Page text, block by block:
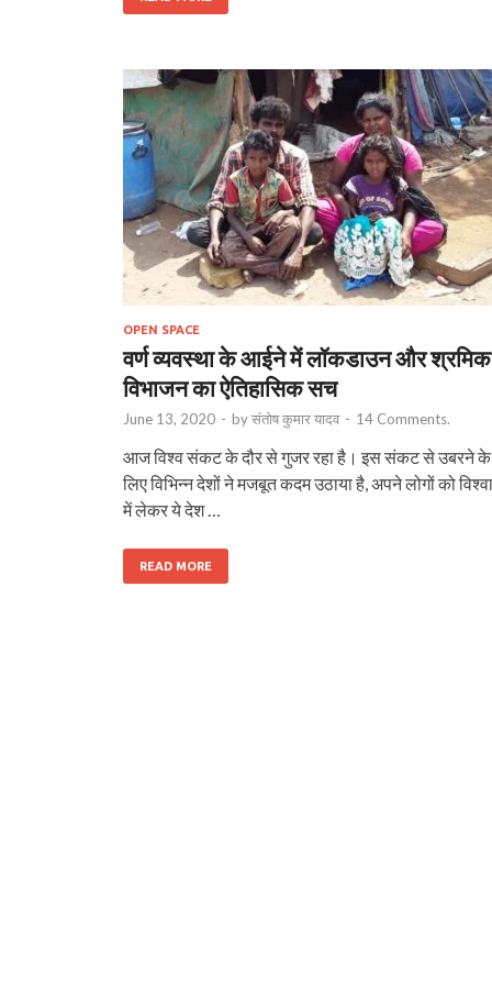
OPEN SPACE
वर्ण व्यवस्था के आईने में लॉकडाउन और श्रमिक
विभाजन का ऐतिहासिक सच
June 13, 2020 - byसंतोष कुमार यादव - 14 Comments.
आज विश्व संकट के दौर से गुजर रहा है। इस संकट से उबरने के
लिए विभिन्न देशों ने मजबूत कदम उठाया है, अपने लोगों को
में लेकर ये देश …
READ MORE